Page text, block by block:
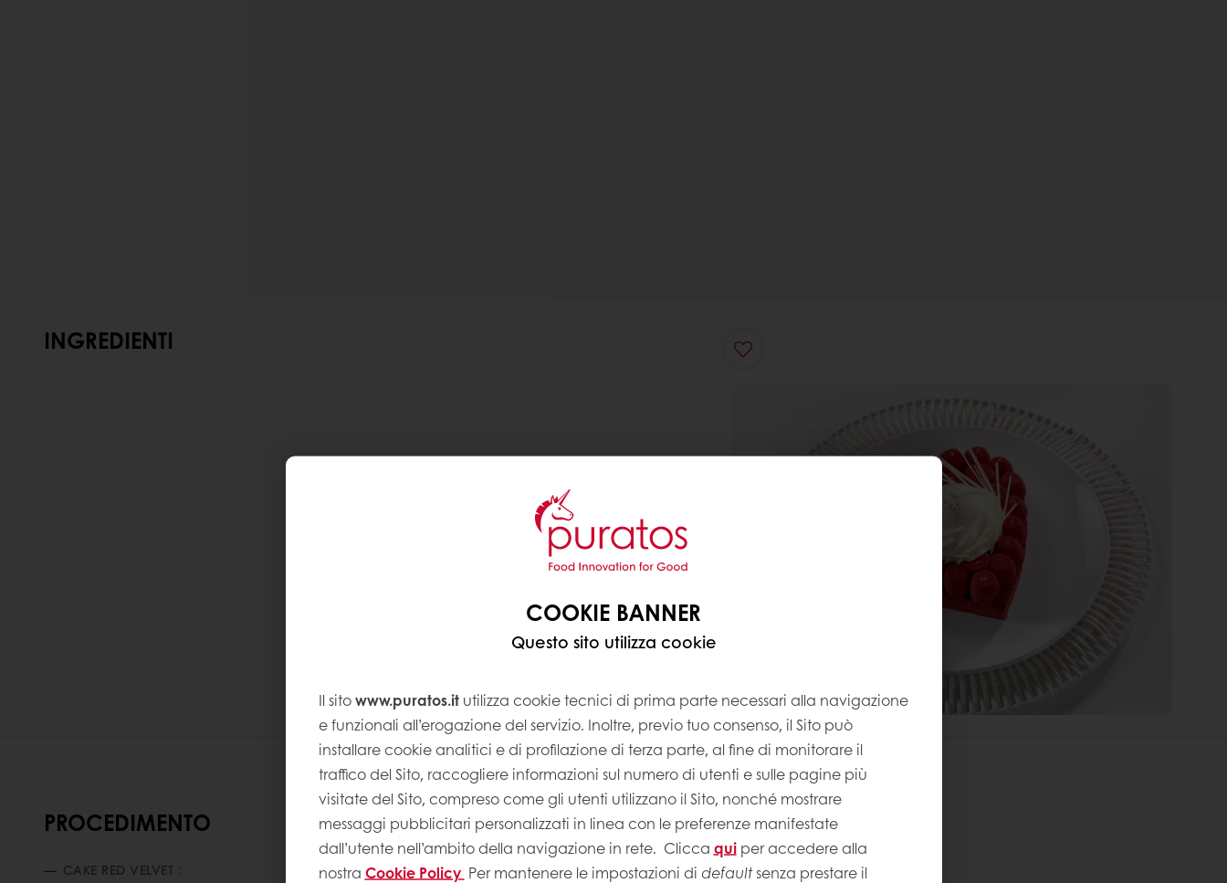
INGREDIENTI
PROCEDIMENTO
CAKE RED VELVET :
Informazioni
Autore: Antonio Montalto
COOKIE BANNER
Questo sito utilizza cookie
Il sitowww.puratos.itutilizza cookie tecnici di prima parte necessari alla navigazione
e funzionali all’erogazione del servizio. Inoltre, previo tuo consenso, il Sito può
installare cookie analitici e di profilazione di terza parte, al fine di monitorare il
traffico del Sito, raccogliere informazioni sul numero di utenti e sulle pagine più
visitate del Sito, compreso come gli utenti utilizzano il Sito, nonché mostrare
messaggi pubblicitari personalizzati in linea con le preferenze manifestate
dall’utente nell’ambito della navigazione in rete. Clicca quiper accedere alla
nostra Cookie Policy Per mantenere le impostazioni di defaultsenza prestare il